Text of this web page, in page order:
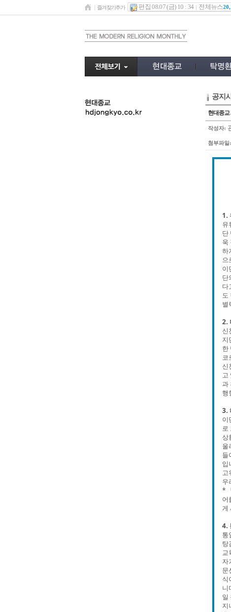
즐겨찾기추가 편집 08.07 (금) 10 : 34 전체뉴스
공지
현대종교
작성자:
첨부파일:
1.
유
단
욱
하
으
이
단
다
도
별
2.
신
지
한
코
신
고
과
행
3.
이
로
상
울
들
입
고
우
*
어
게
4.
통
탕
교
자
문
식
니
일
지